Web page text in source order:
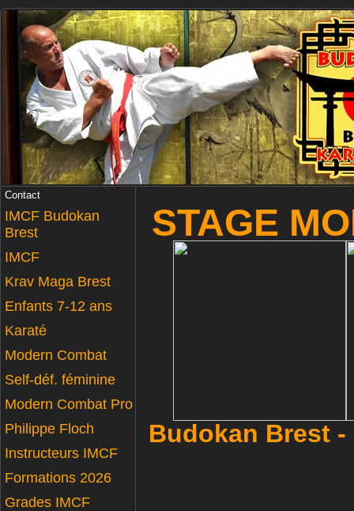
Contact
IMCF Budokan
Brest
IMCF
Krav Maga Brest
Enfants 7-12 ans
Karaté
Modern Combat
Self-déf. féminine
Modern Combat Pro
Philippe Floch
Instructeurs IMCF
Formations 2026
Grades IMCF
STAGE
Budokan Brest -